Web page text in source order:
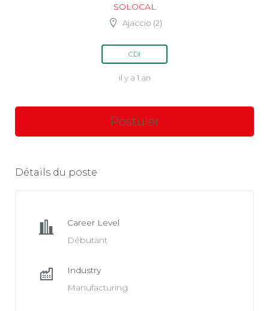
SOLOCAL
Ajaccio (2)
CDI
il y a 1 an
Détails du poste
Career Level
Débutant
Industry
Manufacturing